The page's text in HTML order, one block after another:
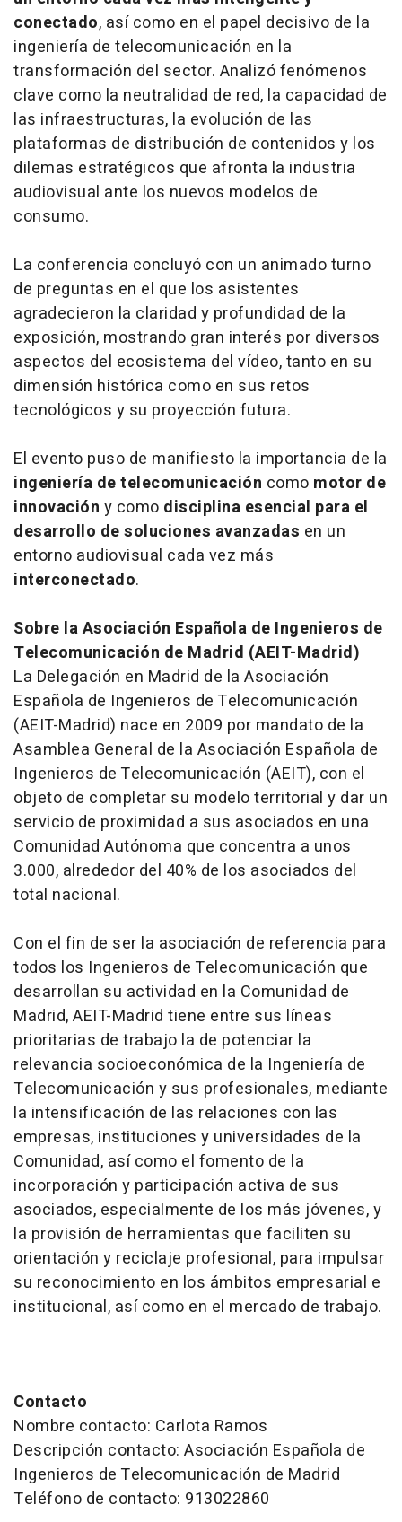
conectado, así como en el papel decisivo de la
ingeniería de telecomunicación en la
transformación del sector. Analizó fenómenos
clave como la neutralidad de red, la capacidad de
las infraestructuras, la evolución de las
plataformas de distribución de contenidos y los
dilemas estratégicos que afronta la industria
audiovisual ante los nuevos modelos de
consumo.
La conferencia concluyó con un animado turno
de preguntas en el que los asistentes
agradecieron la claridad y profundidad de la
exposición, mostrando gran interés por diversos
aspectos del ecosistema del vídeo, tanto en su
dimensión histórica como en sus retos
tecnológicos y su proyección futura.
El evento puso de manifiesto la importancia de la
ingeniería de telecomunicación como motor de
innovación y como disciplina esencial para el
desarrollo de soluciones avanzadas en un
entorno audiovisual cada vez más
interconectado.
Sobre la Asociación Española de Ingenieros de
Telecomunicación de Madrid (AEIT-Madrid)
La Delegación en Madrid de la Asociación
Española de Ingenieros de Telecomunicación
(AEIT-Madrid) nace en 2009 por mandato de la
Asamblea General de la Asociación Española de
Ingenieros de Telecomunicación (AEIT), con el
objeto de completar su modelo territorial y dar un
servicio de proximidad a sus asociados en una
Comunidad Autónoma que concentra a unos
3.000, alrededor del 40% de los asociados del
total nacional.
Con el fin de ser la asociación de referencia para
todos los Ingenieros de Telecomunicación que
desarrollan su actividad en la Comunidad de
Madrid, AEIT-Madrid tiene entre sus líneas
prioritarias de trabajo la de potenciar la
relevancia socioeconómica de la Ingeniería de
Telecomunicación y sus profesionales, mediante
la intensificación de las relaciones con las
empresas, instituciones y universidades de la
Comunidad, así como el fomento de la
incorporación y participación activa de sus
asociados, especialmente de los más jóvenes, y
la provisión de herramientas que faciliten su
orientación y reciclaje profesional, para impulsar
su reconocimiento en los ámbitos empresarial e
institucional, así como en el mercado de trabajo.
Contacto
Nombre contacto: Carlota Ramos
Descripción contacto: Asociación Española de
Ingenieros de Telecomunicación de Madrid
Teléfono de contacto: 913022860